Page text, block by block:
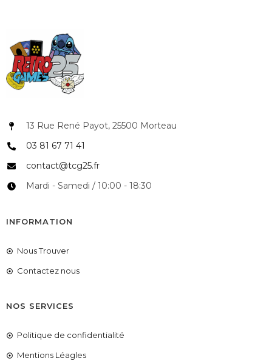
13 Rue René Payot, 25500 Morteau
03 81 67 71 41
contact@tcg25.fr
Mardi - Samedi / 10:00 - 18:30
INFORMATION
Nous Trouver
Contactez nous
NOS SERVICES
Politique de confidentialité
Mentions Léagles